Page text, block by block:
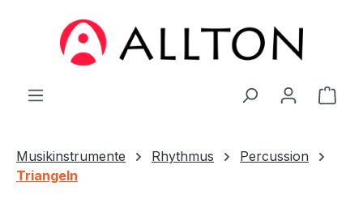
Zum Hauptinhalt springen
Musikinstrumente Rhythmus
Percussion
Triangeln